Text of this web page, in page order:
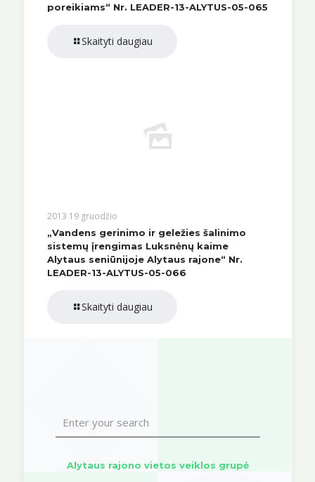
poreikiams“ Nr. LEADER-13-ALYTUS-05-065
Skaityti daugiau
2013 19 gruodžio
„Vandens gerinimo ir geležies šalinimo
sistemų įrengimas Luksnėnų kaime
Alytaus seniūnijoje Alytaus rajone“ Nr.
LEADER-13-ALYTUS-05-066
Skaityti daugiau
Alytaus rajono vietos veiklos grupė